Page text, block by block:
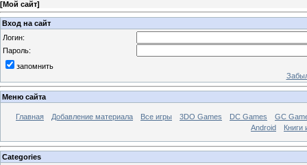
[Мой сайт]
Вход на сайт
Логин:
Пароль:
запомнить
Меню сайта
Главная Добавление материала Все игры 3DO Games DC Games
GC
Android
Книги
Categories